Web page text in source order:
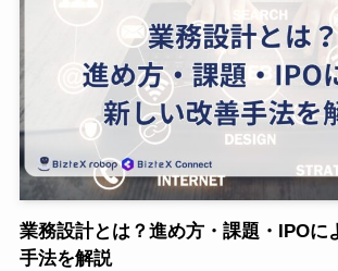
業務設計とは？進め方・課題・IPOに
手法を解説